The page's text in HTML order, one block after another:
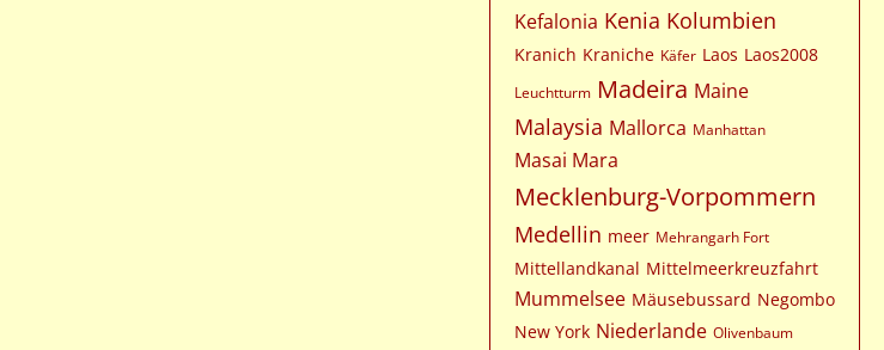
Kefalonia Kenia Kolumbien
Kranich Kraniche Käfer Laos Laos2008
Leuchtturm Madeira Maine
Malaysia Mallorca Manhattan
Masai Mara
Mecklenburg-Vorpommern
Medellin meer Mehrangarh Fort
Mittellandkanal Mittelmeerkreuzfahrt
Mummelsee Mäusebussard Negombo
New York Niederlande Olivenbaum